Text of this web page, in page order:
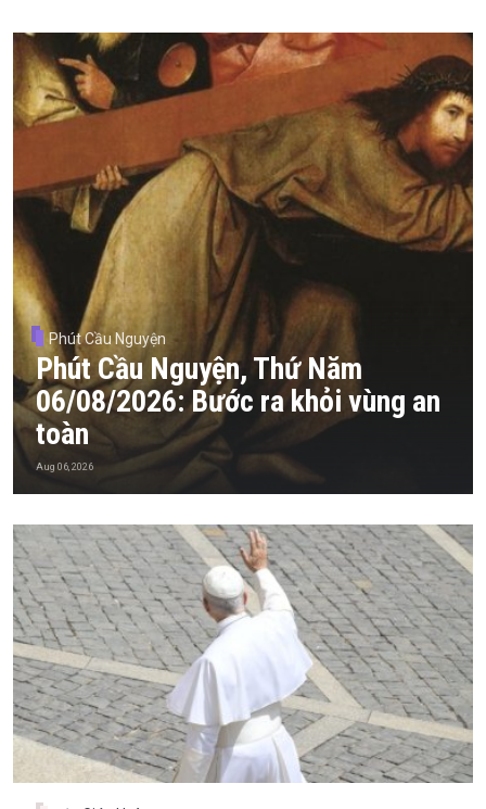
Phút Cầu Nguyện
Phút Cầu Nguyện, Thứ Năm
06/08/2026: Bước ra khỏi vùng an
toàn
Aug 06, 2026